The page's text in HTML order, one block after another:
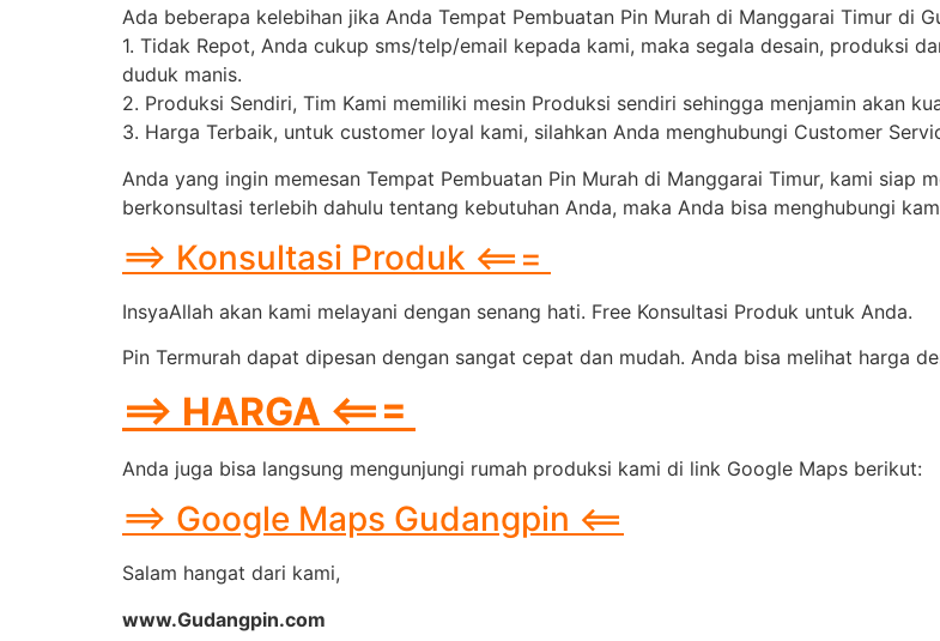
Ada beberapa kelebihan jika Anda Tempat Pembuatan Pin Murah di Manggarai Timur di
1. Tidak Repot, Anda cukup sms/telp/email kepada kami, maka segala desain, produksi
duduk manis.
2. Produksi Sendiri, Tim Kami memiliki mesin Produksi sendiri sehingga menjamin akan
3. Harga Terbaik, untuk customer loyal kami, silahkan Anda menghubungi Customer
Anda yang ingin memesan Tempat Pembuatan Pin Murah di Manggarai Timur, kami siap
berkonsultasi terlebih dahulu tentang kebutuhan Anda, maka Anda bisa menghubungi
==> Konsultasi Produk <===
InsyaAllah akan kami melayani dengan senang hati. Free Konsultasi Produk untuk Anda.
Pin Termurah dapat dipesan dengan sangat cepat dan mudah. Anda bisa melihat harga
==> HARGA <===
Anda juga bisa langsung mengunjungi rumah produksi kami di link Google Maps berikut:
==> Google Maps Gudangpin <==
Salam hangat dari kami,
www.Gudangpin.com